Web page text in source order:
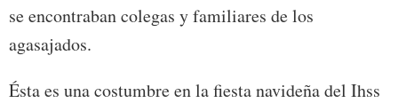
se encontraban colegas y familiares de los
agasajados.
Ésta es una costumbre en la fiesta navideña del Ihss